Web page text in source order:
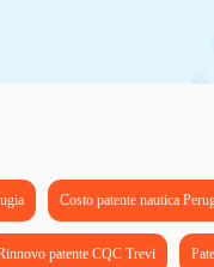
Costo patente nautica
patente CQC Trevi